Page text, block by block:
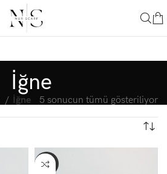
İğne
İğne 5 sonucun tümü gösteriliyor
-33%